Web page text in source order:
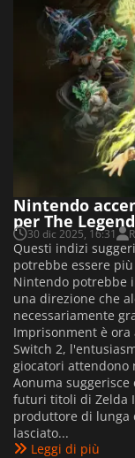
Nintendo
per The
30 dic 2025, 16:31
Questi indizi
potrebbe essere
Nintendo potrebbe
una direzione che
necessariamente
Imprisonment è
Switch 2,
giocatori attendono
Aonuma
futuri titoli di Zelda
produttore di lunga
lasciato...
Leggi di più